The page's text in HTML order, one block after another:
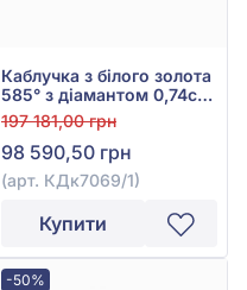
Каблучка з білого золота
585° з діамантом 0,74ct,
арт. КДк7069/1
197 181,00 грн
98 590,50 грн
(арт. КДк7069/1)
Купити
-50%